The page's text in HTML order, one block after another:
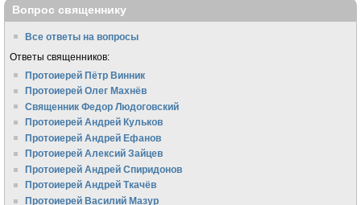
Вопрос священнику
Все ответы на вопросы
Ответы священников:
Протоиерей Пётр Винник
Протоиерей Олег Махнёв
Священник Федор Людоговский
Протоиерей Андрей Кульков
Протоиерей Андрей Ефанов
Протоиерей Алексий Зайцев
Протоиерей Андрей Спиридонов
Протоиерей Андрей Ткачёв
Протоиерей Василий Мазур